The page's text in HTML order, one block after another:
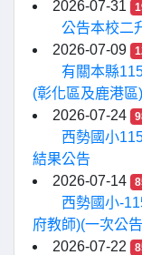
2026-07-31
公告本校二
2026-07-09
有關本縣
(彰化區及鹿港區
2026-07-24
西勢國小
結果公告
2026-07-14
西勢國小-
府教師)(一次公
2026-07-22